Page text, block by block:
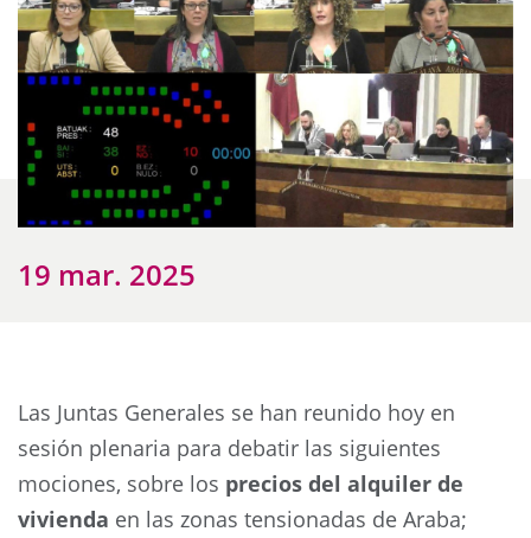
19 mar. 2025
Las Juntas Generales se han reunido hoy en
sesión plenaria para debatir las siguientes
mociones, sobre los precios del alquiler de
vivienda en las zonas tensionadas de Araba;